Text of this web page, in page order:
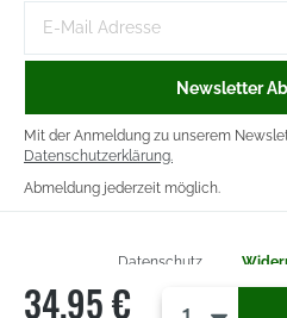
34,95 €
Mail-
Adresse
Newsletter
Mit der Anmeldung zu unserem
Datenschutzerklärung.
Abmeldung jederzeit möglich.
Datenschutz
Copyright © 2026 Wein!Gut GmbH &